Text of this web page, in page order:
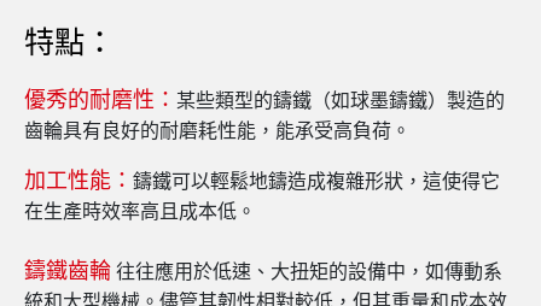
特點：
優秀的耐磨性： 某些類型的鑄鐵（如球墨鑄鐵）製造的
齒輪具有良好的耐磨耗性能，能承受高負荷。
加工性能： 鑄鐵可以輕鬆地鑄造成複雜形狀，這使得它
在生產時效率高且成本低。
鑄鐵齒輪往往應用於低速、大扭矩的設備中，如傳動系